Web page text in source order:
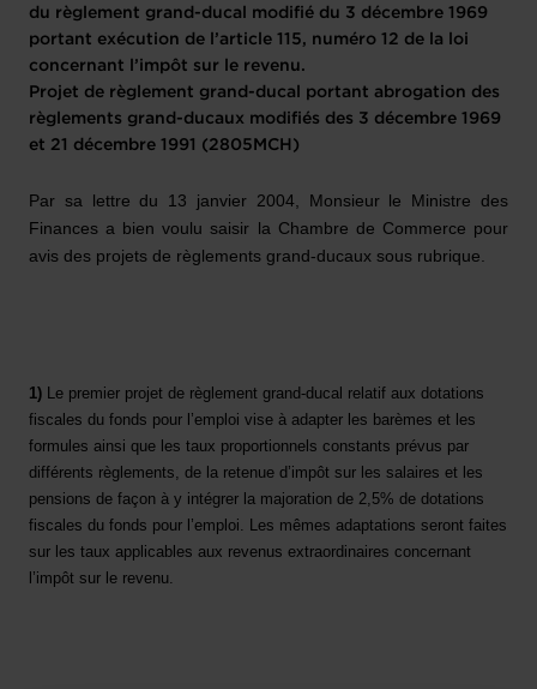
LE REVENU.
PROJET DE RÈGLEMENT
GRAND-DUCAL PORTANT
RÈGLEMENTS GRAND-
DUCAUX MODIFIÉS DES 3
(2805MCH)
05.04.2004
du règlement grand-ducal modifié du 3 décembre 1969
portant exécution de l’article 115, numéro 12 de la loi
concernant l’impôt sur le revenu.
Projet de règlement grand-ducal portant abrogation des
règlements grand-ducaux modifiés des 3 décembre 1969
et 21 décembre 1991 (2805MCH)
Par sa lettre du 13 janvier 2004, Monsieur le Ministre des
Finances a bien voulu saisir la Chambre de Commerce pour
avis des projets de règlements grand-ducaux sous rubrique.
1) Le premier projet de règlement grand-ducal relatif aux dotations
fiscales du fonds pour l’emploi vise à adapter les barèmes et les
formules ainsi que les taux proportionnels constants prévus par
différents règlements, de la retenue d’impôt sur les salaires et les
pensions de façon à y intégrer la majoration de 2,5% de dotations
fiscales du fonds pour l’emploi. Les mêmes adaptations seront faites
sur les taux applicables aux revenus extraordinaires concernant
l’impôt sur le revenu.